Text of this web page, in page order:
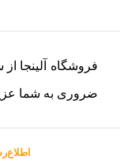
ضروری به شما